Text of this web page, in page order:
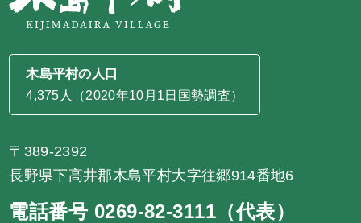
木島平村の人口
4,375人（2020年10月1日国勢調査）
〒389-2392
長野県下高井郡木島平村大字往郷914番地6
電話番号 0269-82-3111（代表）